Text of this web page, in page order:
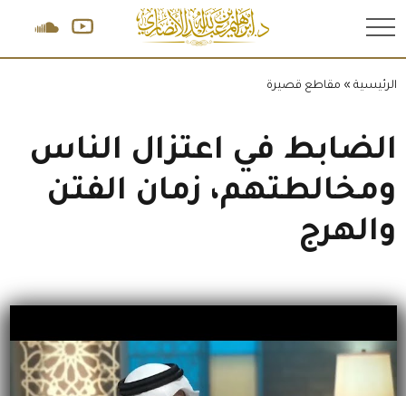
الرئيسية » مقاطع قصيرة
الضابط في اعتزال الناس
ومخالطتهم، زمان الفتن
والهرج